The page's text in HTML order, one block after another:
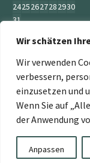
Wir schätzen
Wir verwenden
verbessern,
einzusetzen und
Wenn Sie auf
der Anwendung
Anpassen
24252627282930
31
« Juni
„Der Service